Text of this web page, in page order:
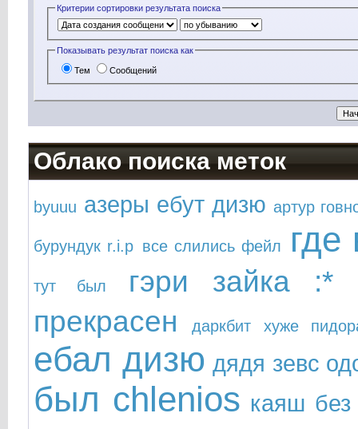
Критерии сортировки результата поиска
Показывать результат поиска как
Тем Сообщений
Облако поиска меток
byuuu азеры ебут дизю артур
бурундук r.i.p все слились фейл где
тут был гэри зайка :*
прекрасен даркбит хуже
ебал дизю дядя зевс
был chlenios каяш без